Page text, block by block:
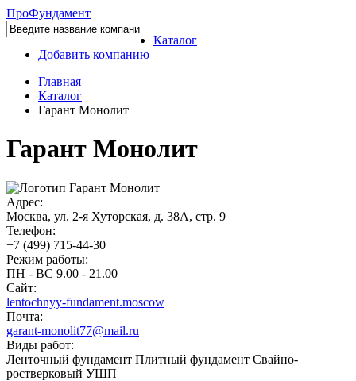
ПроФундамент
Каталог
Добавить компанию
Главная
Каталог
Гарант Монолит
Гарант Монолит
Адрес:
Москва, ул. 2-я Хуторская, д. 38А, стр. 9
Телефон:
+7 (499) 715-44-30
Режим работы:
ПН - ВС 9.00 - 21.00
Сайт:
lentochnyy-fundament.moscow
Почта:
garant-monolit77@mail.ru
Виды работ:
Ленточный фундамент Плитный фундамент Свайно-
ростверковый УШП